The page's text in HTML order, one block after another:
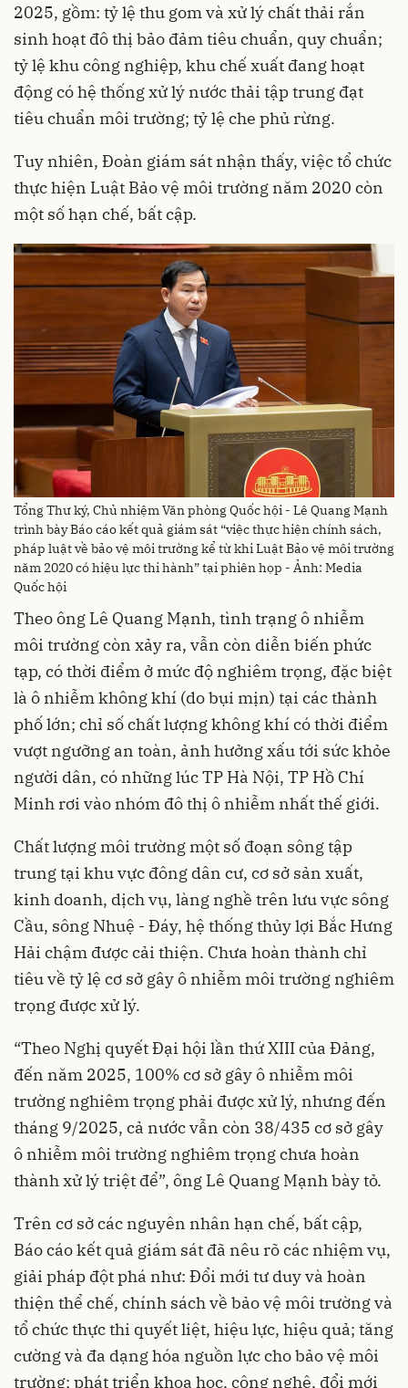
2025, gồm: tỷ lệ thu gom và xử lý chất thải rắn
sinh hoạt đô thị bảo đảm tiêu chuẩn, quy chuẩn;
tỷ lệ khu công nghiệp, khu chế xuất đang hoạt
động có hệ thống xử lý nước thải tập trung đạt
tiêu chuẩn môi trường; tỷ lệ che phủ rừng.
Tuy nhiên, Đoàn giám sát nhận thấy, việc tổ chức
thực hiện Luật Bảo vệ môi trường năm 2020 còn
một số hạn chế, bất cập.
Tổng Thư ký, Chủ nhiệm Văn phòng Quốc hội - Lê Quang Mạnh
trình bày Báo cáo kết quả giám sát “việc thực hiện chính sách,
pháp luật về bảo vệ môi trường kể từ khi Luật Bảo vệ môi trường
năm 2020 có hiệu lực thi hành” tại phiên họp - Ảnh: Media
Quốc hội
Theo ông Lê Quang Mạnh, tình trạng ô nhiễm
môi trường còn xảy ra, vẫn còn diễn biến phức
tạp, có thời điểm ở mức độ nghiêm trọng, đặc biệt
là ô nhiễm không khí (do bụi mịn) tại các thành
phố lớn; chỉ số chất lượng không khí có thời điểm
vượt ngưỡng an toàn, ảnh hưởng xấu tới sức khỏe
người dân, có những lúc TP Hà Nội, TP Hồ Chí
Minh rơi vào nhóm đô thị ô nhiễm nhất thế giới.
Chất lượng môi trường một số đoạn sông tập
trung tại khu vực đông dân cư, cơ sở sản xuất,
kinh doanh, dịch vụ, làng nghề trên lưu vực sông
Cầu, sông Nhuệ - Đáy, hệ thống thủy lợi Bắc Hưng
Hải chậm được cải thiện. Chưa hoàn thành chỉ
tiêu về tỷ lệ cơ sở gây ô nhiễm môi trường nghiêm
trọng được xử lý.
“Theo Nghị quyết Đại hội lần thứ XIII của Đảng,
đến năm 2025, 100% cơ sở gây ô nhiễm môi
trường nghiêm trọng phải được xử lý, nhưng đến
tháng 9/2025, cả nước vẫn còn 38/435 cơ sở gây
ô nhiễm môi trường nghiêm trọng chưa hoàn
thành xử lý triệt để”, ông Lê Quang Mạnh bày tỏ.
Trên cơ sở các nguyên nhân hạn chế, bất cập,
Báo cáo kết quả giám sát đã nêu rõ các nhiệm vụ,
giải pháp đột phá như: Đổi mới tư duy và hoàn
thiện thể chế, chính sách về bảo vệ môi trường và
tổ chức thực thi quyết liệt, hiệu lực, hiệu quả; tăng
cường và đa dạng hóa nguồn lực cho bảo vệ môi
trường; phát triển khoa học, công nghệ, đổi mới